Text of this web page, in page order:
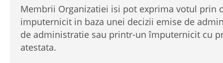
Membrii Organizatiei isi pot exprima votul prin
imputernicit in baza unei decizii emise de
de administratie sau printr-un împuternicit cu
atestata.